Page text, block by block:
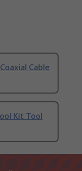
Cable
Kit Tool